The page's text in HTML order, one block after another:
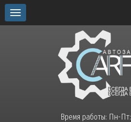
Toggle
navigation
Время работы: Пн-Пт: